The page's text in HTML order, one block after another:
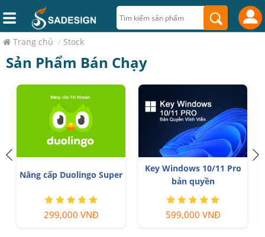
Trang chủ / Stock
Sản Phẩm Bán Chạy
bản quyền
599,000 VNĐ
YouTube Premium Nâng
cấp TK Chính Chủ
199,000 VNĐ